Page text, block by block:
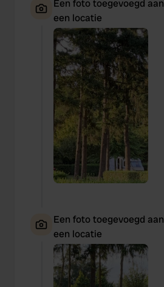
Een foto toegevoegd aan
een locatie
Een foto toegevoegd aan
een locatie